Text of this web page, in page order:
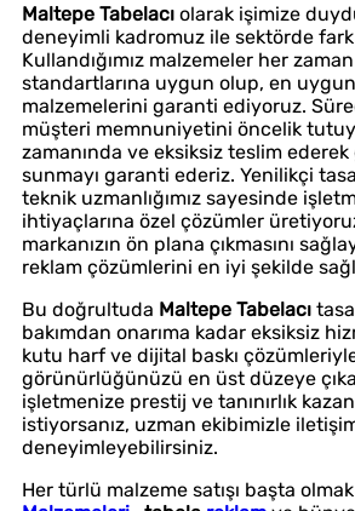
Maltepe Tabelacı olarak işimize
deneyimli kadromuz ile sektörde
Kullandığımız malzemeler her
standartlarına uygun olup, en
malzemelerini garanti ediyoruz.
müşteri memnuniyetini öncelik
zamanında ve eksiksiz teslim
sunmayı garanti ederiz. Yenilikçi
teknik uzmanlığımız sayesinde
ihtiyaçlarına özel çözümler
markanızın ön plana çıkmasını
reklam çözümlerini en iyi şekilde
Bu doğrultuda Maltepe Tabelacı
bakımdan onarıma kadar eksiksiz
kutu harf ve dijital baskı
görünürlüğünüzü en üst düzeye
işletmenize prestij ve tanınırlık
istiyorsanız, uzman ekibimizle
deneyimleyebilirsiniz.
Her türlü malzeme satışı başta